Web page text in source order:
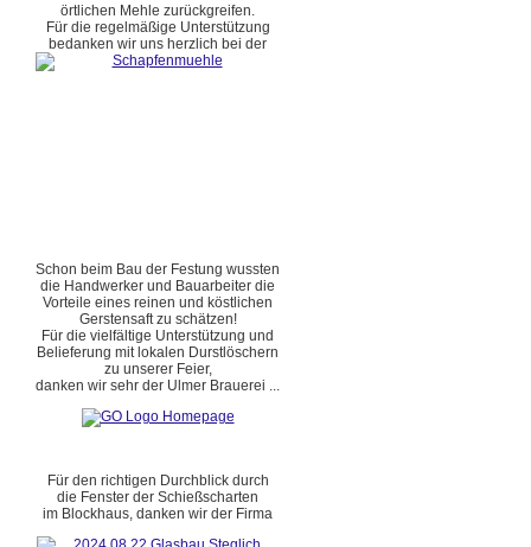
örtlichen Mehle zurückgreifen.
Für die regelmäßige Unterstützung
bedanken wir uns herzlich bei der
Schon beim Bau der Festung wussten
die Handwerker und Bauarbeiter die
Vorteile eines reinen und köstlichen
Gerstensaft zu schätzen!
Für die vielfältige Unterstützung und
Belieferung mit lokalen Durstlöschern
zu unserer Feier,
danken wir sehr der Ulmer Brauerei ...
Für den richtigen Durchblick durch
die Fenster der Schießscharten
im Blockhaus, danken wir der Firma